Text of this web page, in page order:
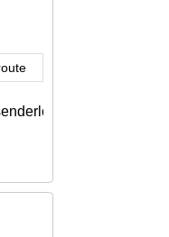
Tessenderlo